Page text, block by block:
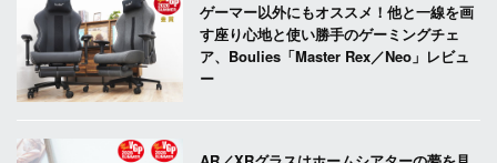
ゲーマー以外にもオススメ！他と一線を画
す座り心地と使い勝手のゲーミングチェ
ア、Boulies「Master Rex／Neo」レビュ
ー